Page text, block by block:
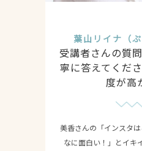
葉山リイナ（
受講者さんの質
寧に答えてくだ
度が高
美香さんの「インスタ
なに面白い！」とイキ